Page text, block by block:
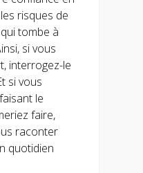
risques de
tombe à
si vous
interrogez-le
si vous
le
faire,
raconter
quotidien